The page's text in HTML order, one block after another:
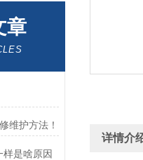
章
维护方法！
是啥原因
详情介